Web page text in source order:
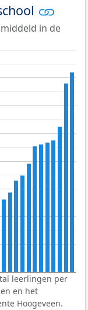
in de
leerlingen per
en het
Hoogeveen.